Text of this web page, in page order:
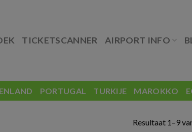
TICKETSCANNER AIRPORT INFO
PORTUGAL TURKIJE MAROKKO
Resultaat 1–9